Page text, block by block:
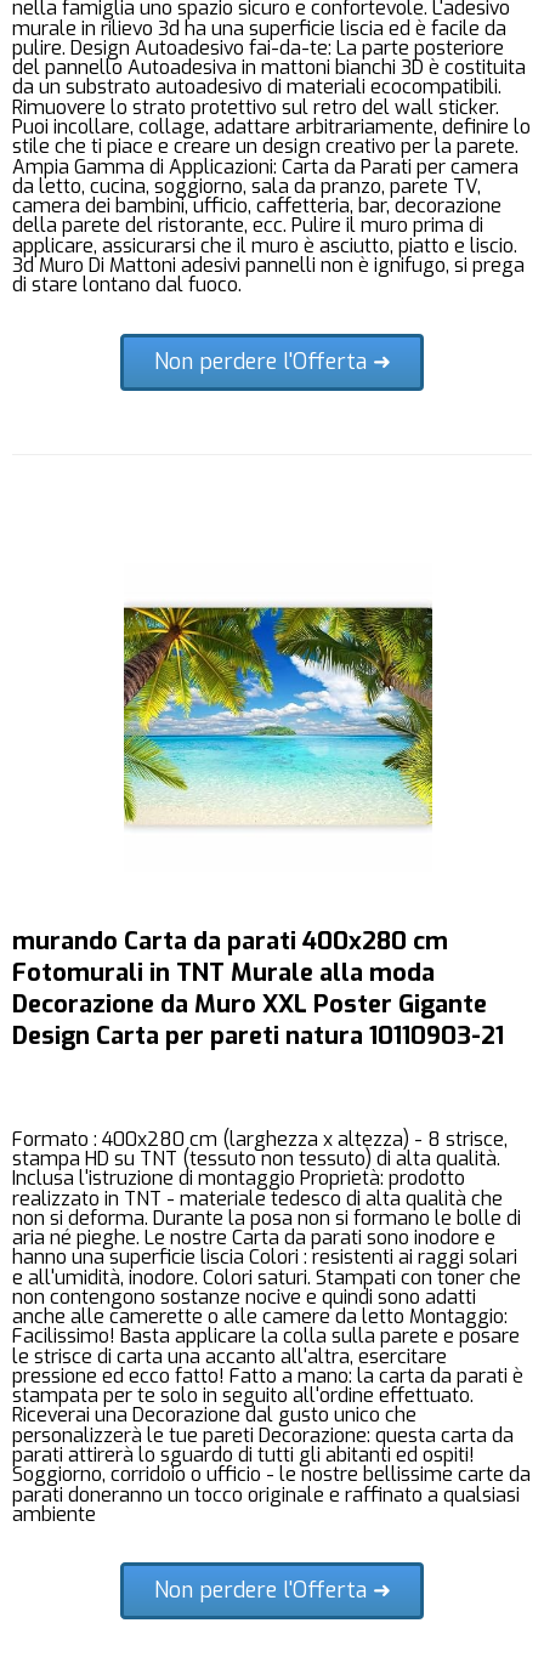
nella famiglia uno spazio sicuro e confortevole. L'adesivo
murale in rilievo 3d ha una superficie liscia ed è facile da
pulire. Design Autoadesivo fai-da-te: La parte posteriore
del pannello Autoadesiva in mattoni bianchi 3D è costituita
da un substrato autoadesivo di materiali ecocompatibili.
Rimuovere lo strato protettivo sul retro del wall sticker.
Puoi incollare, collage, adattare arbitrariamente, definire lo
stile che ti piace e creare un design creativo per la parete.
Ampia Gamma di Applicazioni: Carta da Parati per camera
da letto, cucina, soggiorno, sala da pranzo, parete TV,
camera dei bambini, ufficio, caffetteria, bar, decorazione
della parete del ristorante, ecc. Pulire il muro prima di
applicare, assicurarsi che il muro è asciutto, piatto e liscio.
3d Muro Di Mattoni adesivi pannelli non è ignifugo, si prega
di stare lontano dal fuoco.
Non perdere l'Offerta ➜
murando Carta da parati 400x280 cm
Fotomurali in TNT Murale alla moda
Decorazione da Muro XXL Poster Gigante
Design Carta per pareti natura 10110903-21
Formato : 400x280 cm (larghezza x altezza) - 8 strisce,
stampa HD su TNT (tessuto non tessuto) di alta qualità.
Inclusa l'istruzione di montaggio Proprietà: prodotto
realizzato in TNT - materiale tedesco di alta qualità che
non si deforma. Durante la posa non si formano le bolle di
aria né pieghe. Le nostre Carta da parati sono inodore e
hanno una superficie liscia Colori : resistenti ai raggi solari
e all'umidità, inodore. Colori saturi. Stampati con toner che
non contengono sostanze nocive e quindi sono adatti
anche alle camerette o alle camere da letto Montaggio:
Facilissimo! Basta applicare la colla sulla parete e posare
le strisce di carta una accanto all'altra, esercitare
pressione ed ecco fatto! Fatto a mano: la carta da parati è
stampata per te solo in seguito all'ordine effettuato.
Riceverai una Decorazione dal gusto unico che
personalizzerà le tue pareti Decorazione: questa carta da
parati attirerà lo sguardo di tutti gli abitanti ed ospiti!
Soggiorno, corridoio o ufficio - le nostre bellissime carte da
parati doneranno un tocco originale e raffinato a qualsiasi
ambiente
Non perdere l'Offerta ➜